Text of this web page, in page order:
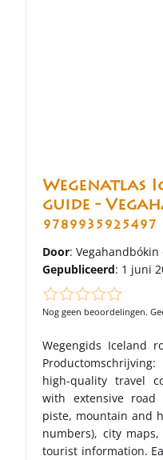
Wegenatlas
guide -
9789935925497
Door: Vegahandbókin
Gepubliceerd: 1 juni
Nog geen beoordelingen.
Wegengids Iceland
high-quality travel
with extensive road
piste, mountain and
numbers), city
tourist information.